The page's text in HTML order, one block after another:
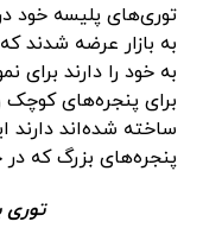
توری‌های پلیسه خود
به بازار عرضه
به خود را دارند برای
برای پنجره‌های
ساخته شده‌اند دارند
پنجره‌های بزرگ که
توری